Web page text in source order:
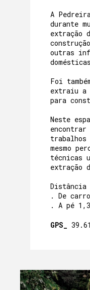
A
durante
extração
outras
Foi
extraiu a
para
Neste
trabalhos
mesmo
técnicas
extração
Distância
. De
. A pé
GPS_